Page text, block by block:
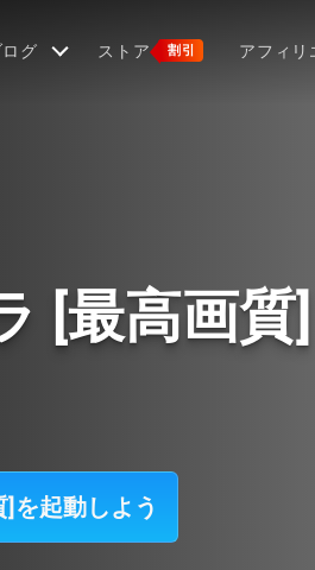
ログ ストア 割引 アフィリ
[最高画質]
を起動しよう